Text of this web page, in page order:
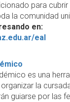
para
la comunidad
en:
eal
es una
la
guiarse por las